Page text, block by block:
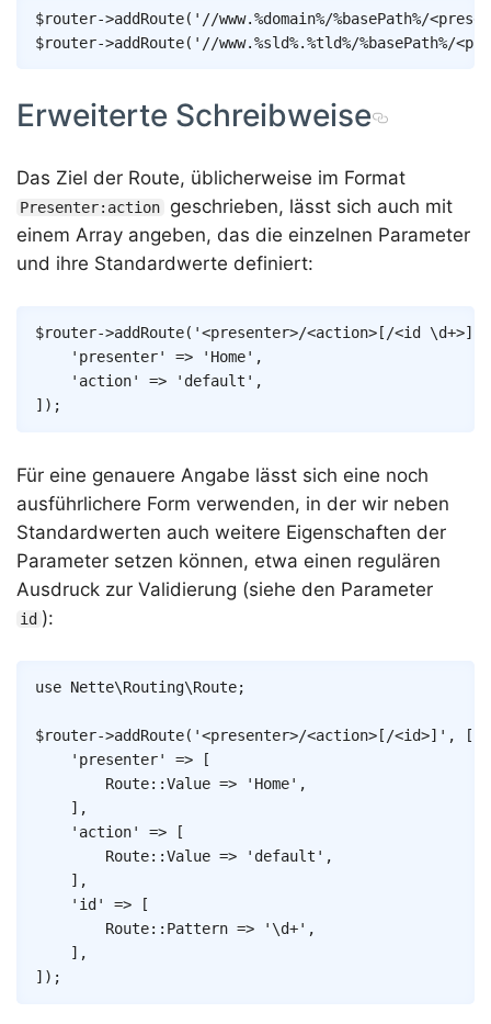
$router->addRoute( '//www.%domain%/%basePath%/
$router->addRoute( '//www.%sld%.%tld%/%basePath%/
Copy
Erweiterte Schreibweise
Das Ziel der Route, üblicherweise im Format
Presenter:action
geschrieben, lässt sich auch mit
einem Array angeben, das die einzelnen Parameter
und ihre Standardwerte definiert:
$router->addRoute( '<presenter>/<action>[/<id \d+>]'
'presenter'
=> 'Home' ,
'action'
=> 'default' ,
] ) ;
Copy
Für eine genauere Angabe lässt sich eine noch
ausführlichere Form verwenden, in der wir neben
Standardwerten auch weitere Eigenschaften der
Parameter setzen können, etwa einen regulären
Ausdruck zur Validierung (siehe den Parameter
id ):
use Nette\Routing\Route;
$router->addRoute( '<presenter>/<action>[/<id>]' ,
[
'presenter'
=>
[
Route::Value => 'Home' ,
] ,
'action'
=>
[
Route::Value => 'default' ,
] ,
'id'
=>
[
Route:: Pattern => '\d+' ,
] ,
] ) ;